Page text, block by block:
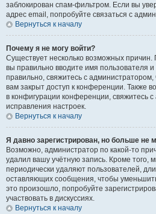
заблокирован спам-фильтром. Если вы
адрес email, попробуйте связаться с
Вернуться к началу
Почему я не могу войти?
Существует несколько возможных причин.
вы правильно вводите имя пользователя
правильно, свяжитесь с
вам закрыт доступ к конференции. Также
в конфигурации конференции, свяжитесь
исправления настроек.
Вернуться к началу
Я давно зарегистрирован, но больше не
Возможно, администратор по какой-то
удалил вашу учётную запись. Кроме того,
периодически удаляют пользователей,
оставляющих сообщения, чтобы
это произошло, попробуйте
участвовать в дискуссиях.
Вернуться к началу